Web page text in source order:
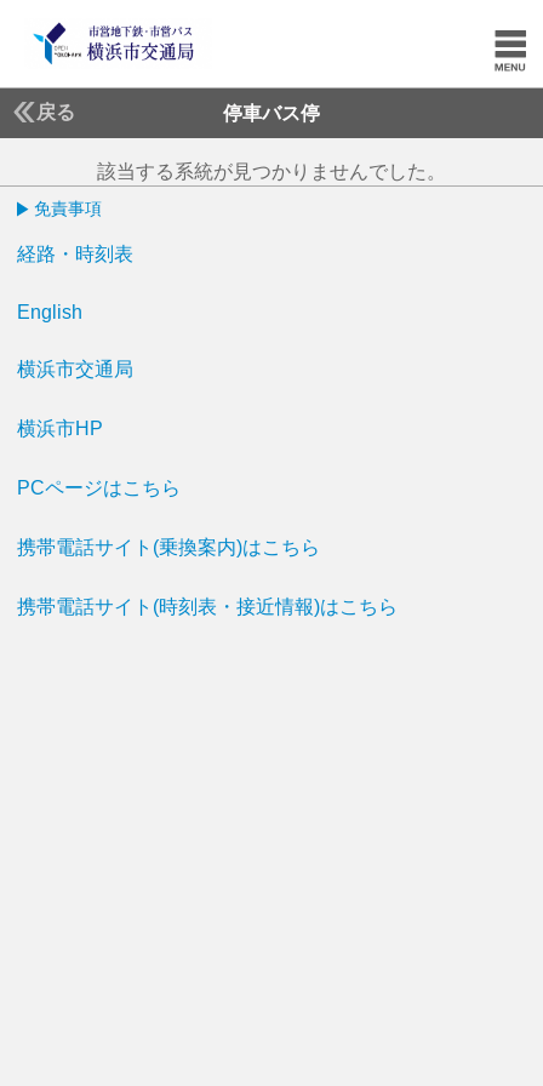
戻る 停車バス停
該当する系統が見つかりませんでした。
免責事項
経路・時刻表
English
横浜市交通局
横浜市HP
PCページはこちら
携帯電話サイト(乗換案内)はこちら
携帯電話サイト(時刻表・接近情報)はこちら